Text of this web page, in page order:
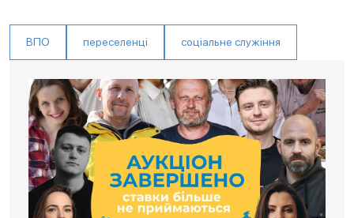
ВПО переселенці соціальне служіння